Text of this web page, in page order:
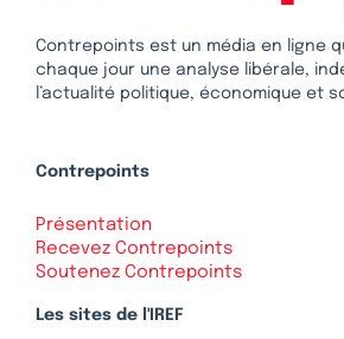
Contrepoints est un média en ligne
chaque jour une analyse libérale,
l’actualité politique, économique et
Contrepoints
Présentation
Recevez Contrepoints
Soutenez Contrepoints
Les sites de l'IREF